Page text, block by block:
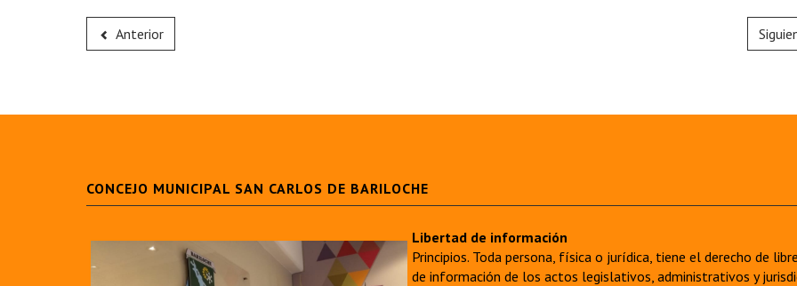
Anterior
CONCEJO MUNICIPAL SAN CARLOS DE BARILOCHE
Libertad de información
Principios. Toda persona, física o jurídica, tiene el derecho de
de información de los actos legislativos, administrativos y